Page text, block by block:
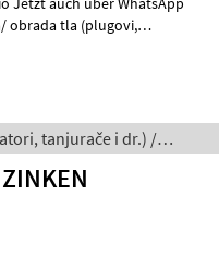
tanjurače i dr.) /